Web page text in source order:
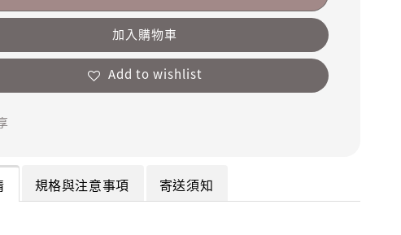
加入購物車
Add to wishlist
規格與注意事項 寄送須知